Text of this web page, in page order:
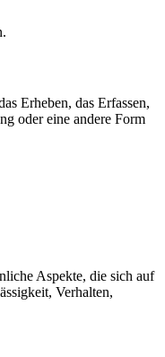
Erheben, das Erfassen,
oder eine andere Form
Aspekte, die sich auf
Verhalten,